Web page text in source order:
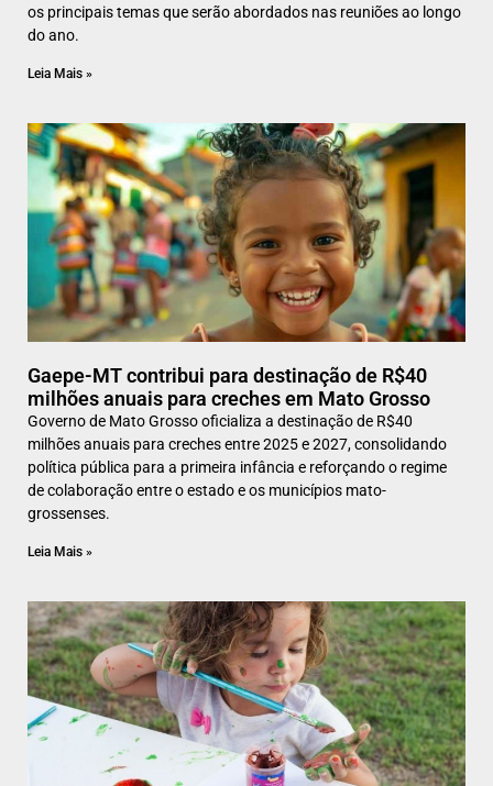
os principais temas que serão abordados nas reuniões ao longo
do ano.
Leia Mais »
Gaepe-MT contribui para destinação de R$40
milhões anuais para creches em Mato Grosso
Governo de Mato Grosso oficializa a destinação de R$40
milhões anuais para creches entre 2025 e 2027, consolidando
política pública para a primeira infância e reforçando o regime
de colaboração entre o estado e os municípios mato-
grossenses.
Leia Mais »